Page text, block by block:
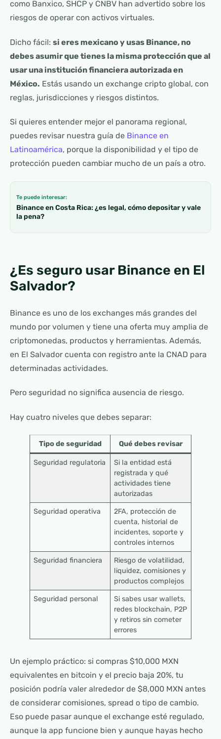
como Banxico, SHCP y CNBV han advertido sobre los
riesgos de operar con activos virtuales.
Dicho fácil: si eres mexicano y usas Binance, no
debes asumir que tienes la misma protección que al
usar una institución financiera autorizada en
México. Estás usando un exchange cripto global, con
reglas, jurisdicciones y riesgos distintos.
Si quieres entender mejor el panorama regional,
puedes revisar nuestra guía de Binance en
Latinoamérica, porque la disponibilidad y el tipo de
protección pueden cambiar mucho de un país a otro.
Te puede interesar:
Binance en Costa Rica: ¿es legal, cómo depositar y vale
la pena?
¿Es seguro usar Binance en El
Salvador?
Binance es uno de los exchanges más grandes del
mundo por volumen y tiene una oferta muy amplia de
criptomonedas, productos y herramientas. Además,
en El Salvador cuenta con registro ante la CNAD para
determinadas actividades.
Pero seguridad no significa ausencia de riesgo.
Hay cuatro niveles que debes separar:
Tipo de seguridad Qué debes revisar
Seguridad regulatoria
Si la entidad está
registrada y qué
actividades tiene
autorizadas
Seguridad operativa
2FA, protección de
cuenta, historial de
incidentes, soporte y
controles internos
Seguridad financiera
Riesgo de volatilidad,
liquidez, comisiones y
productos complejos
Seguridad personal
Si sabes usar wallets,
redes blockchain, P2P
y retiros sin cometer
errores
Un ejemplo práctico: si compras $10,000 MXN
equivalentes en bitcoin y el precio baja 20%, tu
posición podría valer alrededor de $8,000 MXN antes
de considerar comisiones, spread o tipo de cambio.
Eso puede pasar aunque el exchange esté regulado,
aunque la app funcione bien y aunque hayas hecho